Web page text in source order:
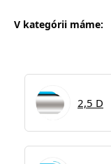
V kategórii máme:
2,5 D